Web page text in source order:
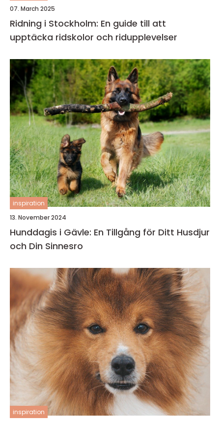
07. March 2025
Ridning i Stockholm: En guide till att
upptäcka ridskolor och ridupplevelser
inspiration
13. November 2024
Hunddagis i Gävle: En Tillgång för Ditt Husdjur
och Din Sinnesro
inspiration